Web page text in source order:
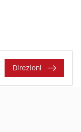
Direzioni